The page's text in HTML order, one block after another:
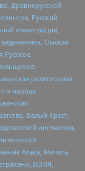
Древнерусской
Русский
иммиграции,
Омская
Русское
религиозная
народа
Белый Крест,
инглиизма,
Атака, Мечеть
ВОЛЯ,